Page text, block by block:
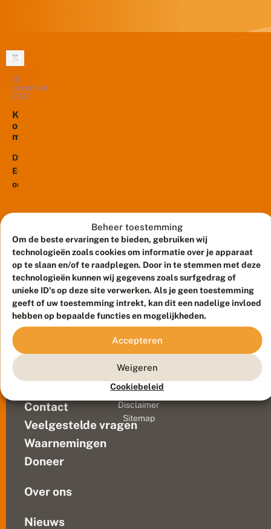
Beheer toestemming
Om de beste ervaringen te bieden, gebruiken wij
technologieën zoals cookies om informatie over je apparaat
op te slaan en/of te raadplegen. Door in te stemmen met deze
technologieën kunnen wij gegevens zoals surfgedrag of
unieke ID's op deze site verwerken. Als je geen toestemming
geeft of uw toestemming intrekt, kan dit een nadelige invloed
hebben op bepaalde functies en mogelijkheden.
Accepteren
Weigeren
Cookiebeleid
16
december
2021
K
o
m
p
E
u
r
p
!
M
e
e
r
a
m
b
i
t
i
e
i
n
e
Dertig
Europese
organisaties
meer
1300
wetenschappers
eisen
ambitie
in
de
EU-
wet
voor
natuurherstel.
Ze
ondertekenden
verklaring
‘Wetenschappers
ondersteuning
van
ambitieuze...
Contact
Veelgestelde vragen
Waarnemingen
Doneer
Over ons
Nieuws
Duurzaam ontwikkeld doorGo2People
Privacy
Disclaimer
Sitemap